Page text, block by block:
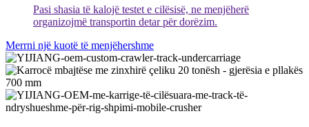
Pasi shasia të kalojë testet e cilësisë, ne menjëherë
organizojmë transportin detar për dorëzim.
Merrni një kuotë të menjëhershme